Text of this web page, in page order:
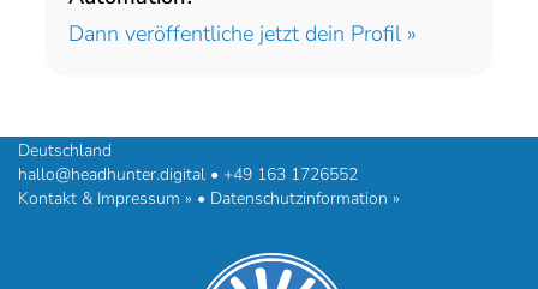
Dann veröffentliche jetzt dein Profil »
Deutschland
hallo@headhunter.digital • +49 163 1726552
Kontakt & Impressum » • Datenschutzinformation »